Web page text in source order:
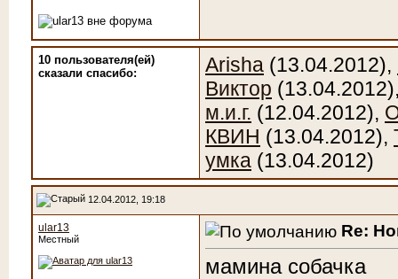
10 пользователя(ей)
сказали cпасибо:
Arisha (13.04.2012),
Виктор
м.и.г. (12.04.2012),
КВИН (13.04.2012),
умка (13.04.2012)
12.04.2012, 19:18
ular13
Местный Re:
мамина собачка